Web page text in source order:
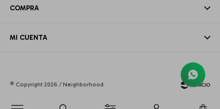
COMPRA
MI CUENTA
© Copyright 2026 / Neighborhood